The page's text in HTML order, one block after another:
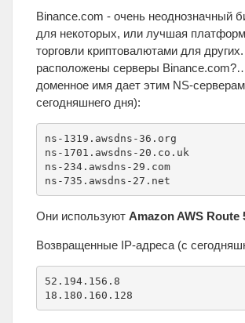
Binance.com - очень неоднозначный
для некоторых, или лучшая
торговли криптовалютами для
расположены серверы
доменное имя дает этим NS-
сегодняшнего дня):
ns-1319.awsdns-36.org
ns-1701.awsdns-20.co.uk
ns-234.awsdns-29.com
ns-735.awsdns-27.net
Они используют Amazon AWS Route
Возвращенные IP-адреса (с
52.194.156.8
18.180.160.128